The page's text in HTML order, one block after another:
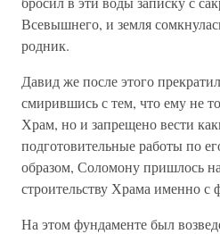
Всевышнего, и земля
родник.
Давид же после этого
смирившись с тем, что ему не
Храм, но и запрещено вести
подготовительные работы по
образом, Соломону пришлось
строительству Храма именно с
На этом фундаменте был